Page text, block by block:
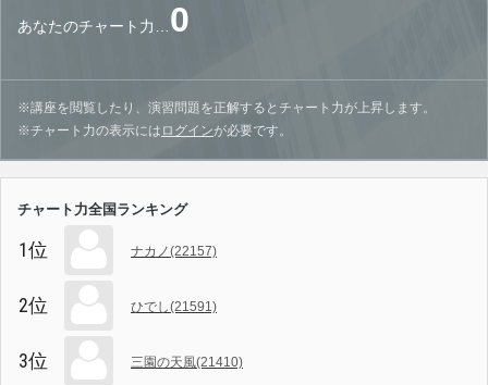
あなたのチャート力… 0
※講座を閲覧したり、演習問題を正解するとチャート力が上昇します。
※チャート力の表示には ログインが必要です。
チャート力全国ランキング
1位 ナカノ(22157)
2位 ひでし(21591)
3位 三園の天風(21410)